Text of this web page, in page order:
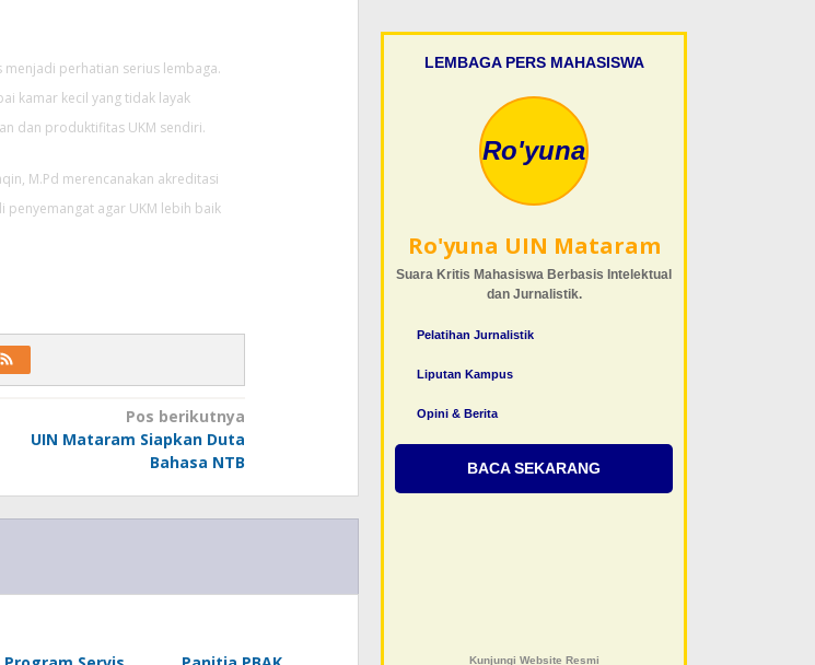
menjadi perhatian serius lembaga.
kamar kecil yang tidak layak
dan produktifitas UKM sendiri.
M.Pd merencanakan akreditasi
agar UKM lebih baik
Pos berikutnya
UIN Mataram Siapkan Duta
Bahasa NTB
LEMBAGA PERS MAHASISWA
Ro'yuna
Ro'yuna UIN Mataram
Suara Kritis Mahasiswa Berbasis Intelektual
dan Jurnalistik.
Pelatihan Jurnalistik
Liputan Kampus
Opini & Berita
BACA SEKARANG
Kunjungi Website Resmi